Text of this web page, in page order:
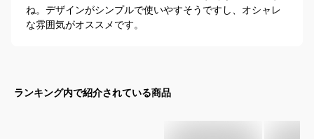
ね。デザインがシンプルで使いやすそうですし、オシャレ
な雰囲気がオススメです。
ランキング内で紹介されている商品